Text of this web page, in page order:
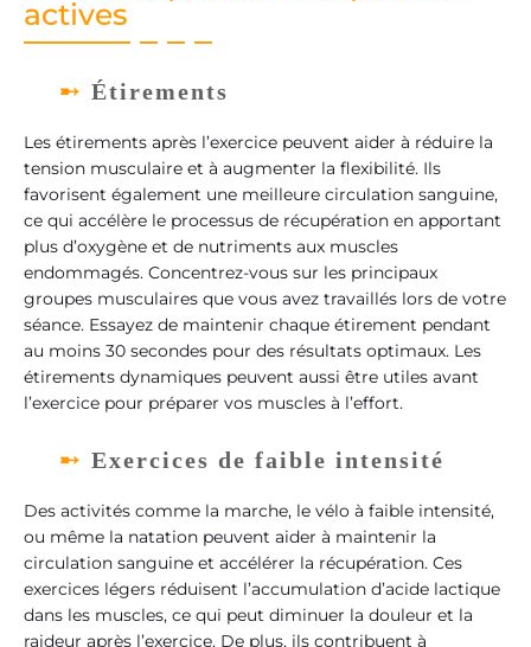
actives
Étirements
Les étirements après l’exercice peuvent aider à réduire la
tension musculaire et à augmenter la flexibilité. Ils
favorisent également une meilleure circulation sanguine,
ce qui accélère le processus de récupération en apportant
plus d’oxygène et de nutriments aux muscles
endommagés. Concentrez-vous sur les principaux
groupes musculaires que vous avez travaillés lors de votre
séance. Essayez de maintenir chaque étirement pendant
au moins 30 secondes pour des résultats optimaux. Les
étirements dynamiques peuvent aussi être utiles avant
l’exercice pour préparer vos muscles à l’effort.
Exercices de faible intensité
Des activités comme la marche, le vélo à faible intensité,
ou même la natation peuvent aider à maintenir la
circulation sanguine et accélérer la récupération. Ces
exercices légers réduisent l’accumulation d’acide lactique
dans les muscles, ce qui peut diminuer la douleur et la
raideur après l’exercice. De plus, ils contribuent à